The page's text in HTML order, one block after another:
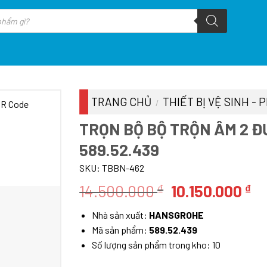
TRANG CHỦ / THIẾT BỊ VỆ SINH -
TRỌN BỘ BỘ TRỘN ÂM 2
589.52.439
SKU: TBBN-462
14.500.000₫ Giá
là:
14.500.000 ₫.
10.150.000 ₫Giá
Nhà sản xuất: HANSGROHE
Mã sản phẩm: 589.52.439
Số lượng sản phẩm trong kho: 10